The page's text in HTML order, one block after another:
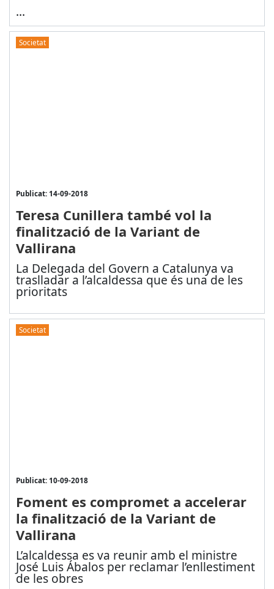
...
Societat
Publicat: 14-09-2018
Teresa Cunillera també vol la
finalització de la Variant de
Vallirana
La Delegada del Govern a Catalunya va
traslladar a l’alcaldessa que és una de les
prioritats
Societat
Publicat: 10-09-2018
Foment es compromet a accelerar
la finalització de la Variant de
Vallirana
L’alcaldessa es va reunir amb el ministre
José Luis Ábalos per reclamar l’enllestiment
de les obres